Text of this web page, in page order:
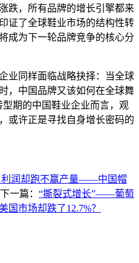
，所有品牌的增长引擎都来
证了全球鞋业市场的结构性转
成为下一轮品牌竞争的核心分
同样面临战略抉择：当全球
，中国品牌又该如何在全球舞
期的中国鞋业企业而言，观
或许正是寻找自身增长密码的
利润却跑不赢产量——中国帽
下一篇： “撕裂式增长”——葡萄
国市场却跌了12.7%？